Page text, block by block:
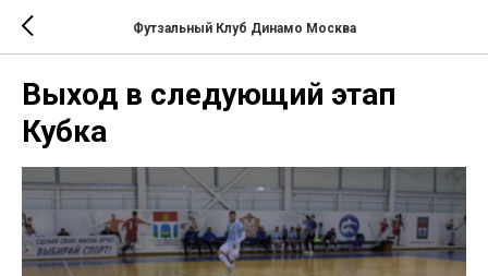
Футзальный Клуб Динамо Москва
Выход в следующий этап
Кубка